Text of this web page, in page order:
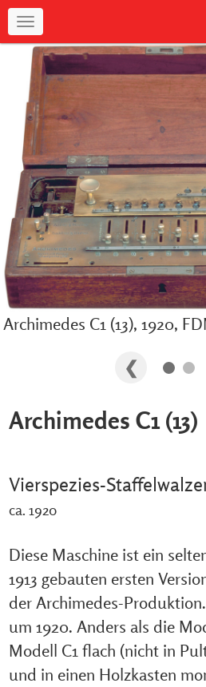
Navigation
Archimedes C1 (13), 1920,
Archimedes C1 (13)
Vierspezies-
ca. 1920
Diese Maschine ist ein
1913 gebauten ersten
der Archimedes-
um 1920. Anders als die
Modell C1 flach (nicht in
und in einen Holzkasten